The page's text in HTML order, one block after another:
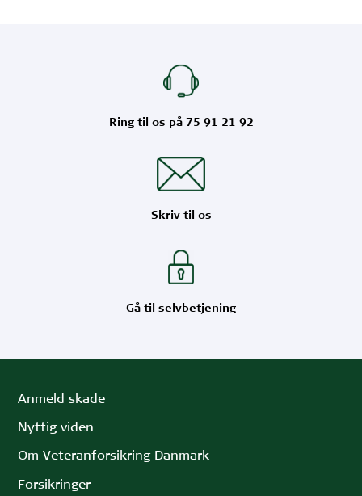
Ring til os på 75 91 21 92
Skriv til os
Gå til selvbetjening
Anmeld skade
Nyttig viden
Om Veteranforsikring Danmark
Forsikringer